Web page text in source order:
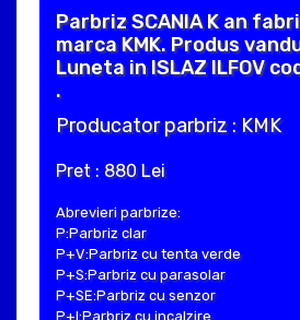
Parbriz SCANIA K an
marca KMK. Produs
Luneta in ISLAZ ILFOV
.
Producator parbriz : KMK
Pret : 880 Lei
Abrevieri parbrize:
P:Parbriz clar
P+V:Parbriz cu tenta verde
P+S:Parbriz cu parasolar
P+SE:Parbriz cu senzor
P+I:Parbriz cu incalzire